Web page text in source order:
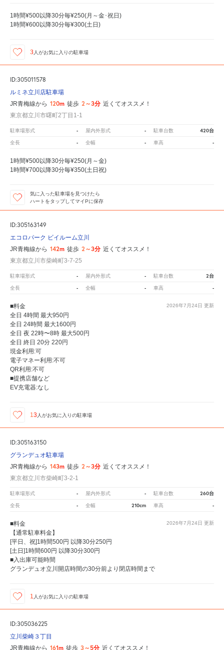
1時間¥500以降30分毎¥250(月～金･祝日)
1時間¥600以降30分毎¥300(土日)
3人がお気に入りの駐車場
ID:305011578
ルミネ立川店駐車場
JR青梅線から 120m 徒歩 2～3分 近くてオススメ！
東京都立川市曙町2丁目1-1
駐車場形式 - 屋内外形式 - 駐車台数 420台
全長 - 全幅 - 車高 -
1時間¥500以降30分毎¥250(月～金)
1時間¥700以降30分毎¥350(土日祝)
気に入った駐車場を見つけたら
ハートをタップしてマイPに保存
ID:305163149
エコロパーク ビイルーム立川
JR青梅線から 142m 徒歩 2～3分 近くてオススメ！
東京都立川市柴崎町3-7-25
駐車場形式 - 屋内外形式 - 駐車台数 2台
全長 - 全幅 - 車高 -
2026年7月24日 更新
■料金
全日 4時間 最大950円
全日 24時間 最大1600円
全日 夜 22時〜8時 最大500円
全日 終日 20分 220円
現金利用:可
電子マネー利用:不可
QR利用:不可
■提携店舗など
EV充電器:なし
13人がお気に入りの駐車場
ID:305163150
グランデュオ駐車場
JR青梅線から 143m 徒歩 2～3分 近くてオススメ！
東京都立川市柴崎町3-2-1
駐車場形式 - 屋内外形式 - 駐車台数 260台
全長 - 全幅 210cm 車高 -
2026年7月24日 更新
■料金
【通常駐車料金】
[平日、祝]1時間500円 以降30分250円
[土日]1時間600円 以降30分300円
■入出庫可能時間
グランデュオ立川開店時間の30分前より閉店時間まで
1 人がお気に入りの駐車場
ID:305036225
立川柴崎３丁目
JR青梅線から 161m 徒歩 3～5分 近くてオススメ！